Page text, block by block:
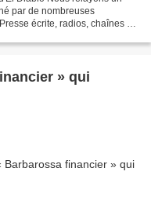
par de nombreuses
écrite, radios, chaînes de
» qui